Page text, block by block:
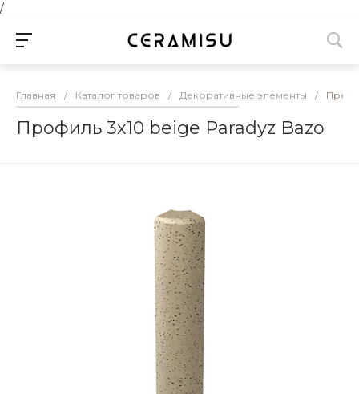
/
Главная / Каталог товаров / Декоративные элементы /
Профиль 3х10 beige Paradyz Bazo